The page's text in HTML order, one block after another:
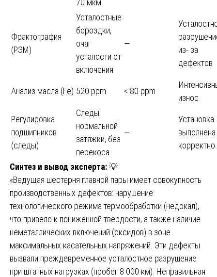
70 мкм
Фрактография
(РЭМ)
Усталостные
бороздки,
очаг
усталости от
включения
—
из- за
дефектов
Анализ масла (Fe) 520 ppm < 80 ppm
износ
Регулировка
подшипников
(следы)
Следы
нормальной
затяжки, без
перекоса
—
Установка
выполнена
корректно
Синтез и вывод эксперта:💡
«Ведущая шестерня главной пары имеет совокупность
производственных дефектов: нарушение
технологического режима термообработки (недокал),
что привело к пониженной твёрдости, а также наличие
неметаллических включений (оксидов) в зоне
максимальных касательных напряжений. Эти дефекты
вызвали преждевременное усталостное разрушение
при штатных нагрузках (пробег 8 000 км). Неправильная